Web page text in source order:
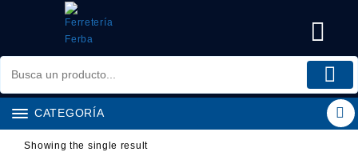
CATEGORÍA
Showing the single result